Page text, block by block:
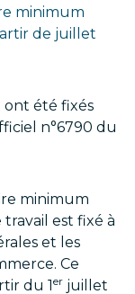
minimum
de juillet
ont été fixés
n°6790 du
minimum
est fixé à
et les
Ce
du 1er juillet